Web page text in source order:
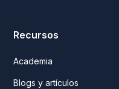
Recursos
Academia
Blogs y artículos